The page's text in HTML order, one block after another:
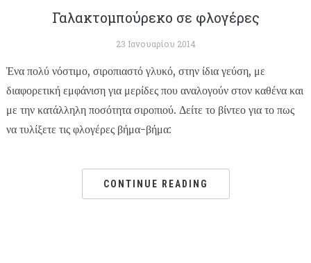
Γαλακτομπούρεκο σε φλογέρες
23 Ιανουαρίου 2014
Ένα πολύ νόστιμο, σιροπιαστό γλυκό, στην ίδια γεύση, με
διαφορετική εμφάνιση για μερίδες που αναλογούν στον καθένα και
με την κατάλληλη ποσότητα σιροπιού. Δείτε το βίντεο για το πως
να τυλίξετε τις φλογέρες βήμα-βήμα:
CONTINUE READING